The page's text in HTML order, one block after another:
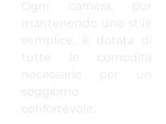
Ogni camera, pur
mantenendo uno stile
semplice, è dotata di
tutte le comodità
necessarie per un
soggiorno
confortevole.